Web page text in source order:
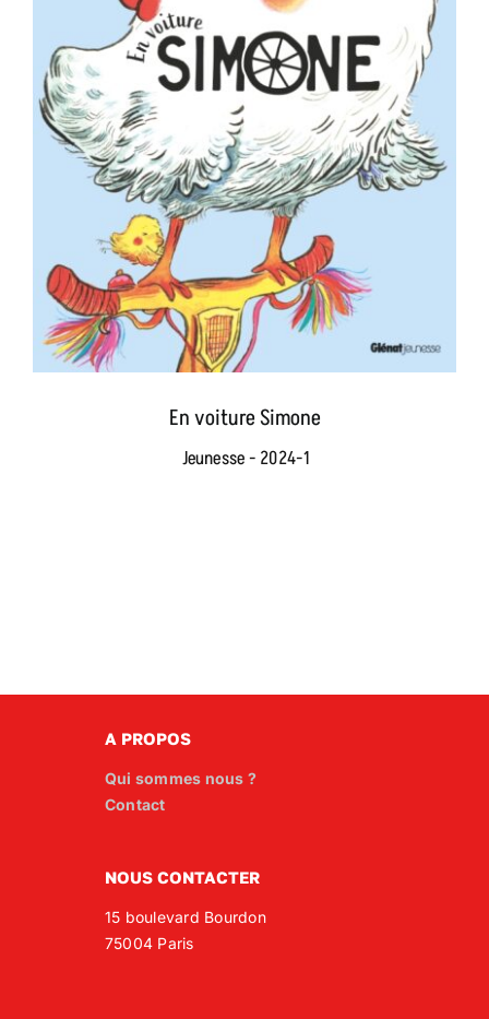
En voiture Simone
Jeunesse - 2024-1
A PROPOS
Qui sommes nous ?
Contact
NOUS CONTACTER
15 boulevard Bourdon
75004 Paris